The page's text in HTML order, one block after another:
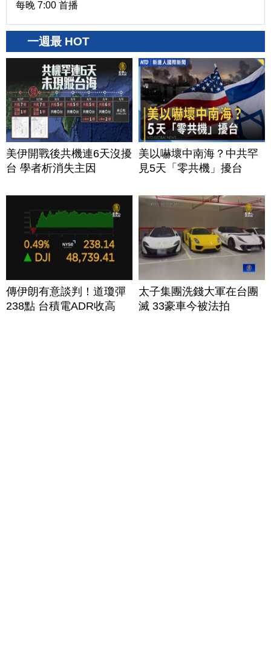
每晚 7:00 首播
一週最 HOT
美伊開戰後共機連6天沒擾
台 學者析消失主因
美以嚇壞中南海？中共罕
見5天「零共機」擾台
傳伊朗有意談判！道瓊彈
238點 台積電ADR收高
太子集團洗錢大軍在台團
滅 33豪車今被法拍